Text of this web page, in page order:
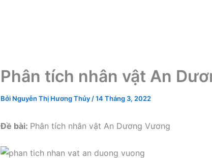
Phân tích nhân vật An
Bởi Nguyễn Thị Hương Thủy /14 Tháng 3, 2022
Đề bài: Phân tích nhân vật An Dương Vương